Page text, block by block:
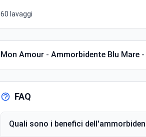
60 lavaggi
Mon Amour - Ammorbidente Blu Mare
FAQ
Quali sono i benefici